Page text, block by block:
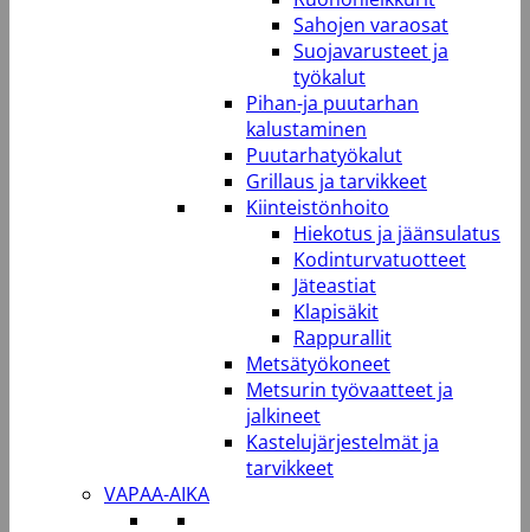
Sahojen varaosat
Suojavarusteet ja
työkalut
Pihan-ja puutarhan
kalustaminen
Puutarhatyökalut
Grillaus ja tarvikkeet
Kiinteistönhoito
Hiekotus ja jäänsulatus
Kodinturvatuotteet
Jäteastiat
Klapisäkit
Rappurallit
Metsätyökoneet
Metsurin työvaatteet ja
jalkineet
Kastelujärjestelmät ja
tarvikkeet
VAPAA-AIKA